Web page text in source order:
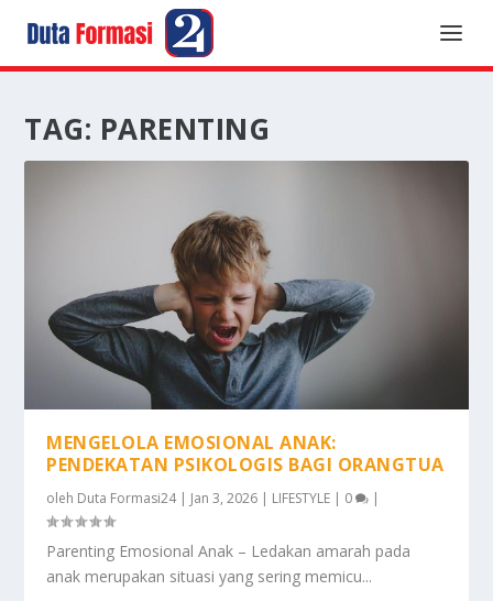
TAG: PARENTING
MENGELOLA EMOSIONAL ANAK:
PENDEKATAN PSIKOLOGIS BAGI ORANGTUA
oleh Duta Formasi24| Jan 3, 2026 | LIFESTYLE | 0 |
Parenting Emosional Anak – Ledakan amarah pada
anak merupakan situasi yang sering memicu...